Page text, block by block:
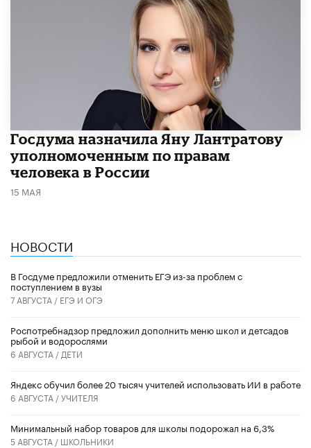
Госдума назначила Яну Лантратову
уполномоченным по правам
человека в России
15 МАЯ
НОВОСТИ
В Госдуме предложили отменить ЕГЭ из-за проблем с
поступлением в вузы
7 АВГУСТА / ЕГЭ И ОГЭ
Роспотребнадзор предложил дополнить меню школ и детсадов
рыбой и водорослями
6 АВГУСТА / ДЕТИ
​Яндекс обучил более 20 тысяч учителей использовать ИИ в работе
6 АВГУСТА /УЧИТЕЛЯ
Минимальный набор товаров для школы подорожал на 6,3%
5 АВГУСТА / ШКОЛЬНИКИ